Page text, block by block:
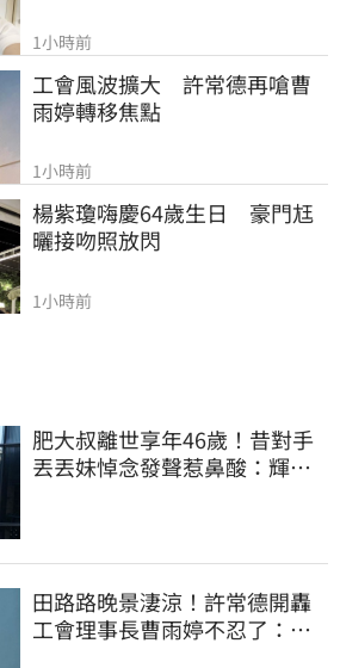
1小時前
工會風波擴大　許常德再嗆曹
雨婷轉移焦點
1小時前
楊紫瓊嗨慶64歲生日　豪門尪
曬接吻照放閃
1小時前
肥大叔離世享年46歲！昔對手
丟丟妹悼念發聲惹鼻酸：輝哥
田路路晚景淒涼！許常德開轟
工會理事長曹雨婷不忍了：別